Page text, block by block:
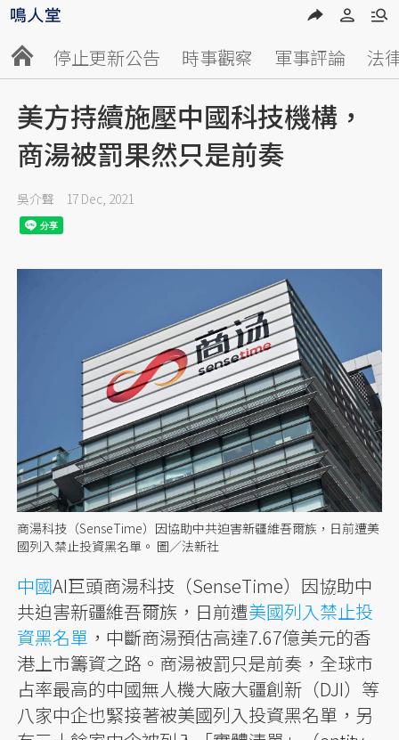
停止更新公告 時事觀察 軍事評論 法
美方持續施壓中國科技機構，
商湯被罰果然只是前奏
吳介聲 17 Dec, 2021
商湯科技（SenseTime）因協助中共迫害新疆維吾爾族，日前遭美
國列入禁止投資黑名單。 圖／法新社
中國AI巨頭商湯科技（SenseTime）因協助中
共迫害新疆維吾爾族，日前遭美國列入禁止投
資黑名單 ，中斷商湯預估高達7.67億美元的香
港上市籌資之路。商湯被罰只是前奏，全球市
占率最高的中國無人機大廠大疆創新（DJI）等
八家中企也緊接著被美國列入投資黑名單，另